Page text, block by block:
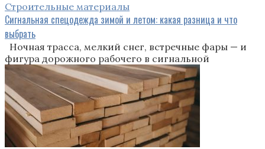
Строительные материалы
Сигнальная спецодежда зимой и летом: какая разница и что
выбрать
Ночная трасса, мелкий снег, встречные фары — и
фигура дорожного рабочего в сигнальной